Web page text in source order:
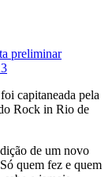
preliminar
capitaneada pela
Rock in Rio de
de um novo
quem fez e quem